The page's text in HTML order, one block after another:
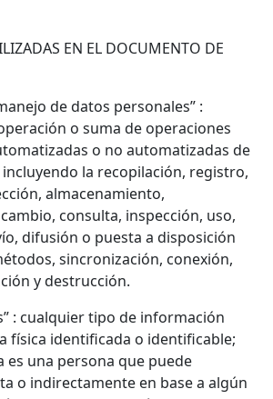
EN EL DOCUMENTO DE
de datos personales” :
o suma de operaciones
o no automatizadas de
la recopilación, registro,
almacenamiento,
consulta, inspección, uso,
difusión o puesta a disposición
sincronización, conexión,
y destrucción.
: cualquier tipo de información
física identificada o identificable;
es una persona que puede
o indirectamente en base a algún